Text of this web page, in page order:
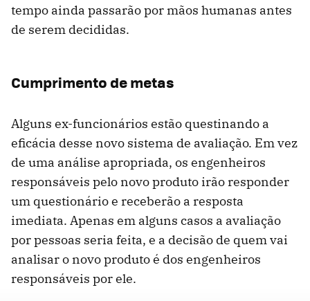
tempo ainda passarão por mãos humanas antes
de serem decididas.
Cumprimento de metas
Alguns ex-funcionários estão questinando a
eficácia desse novo sistema de avaliação. Em vez
de uma análise apropriada, os engenheiros
responsáveis pelo novo produto irão responder
um questionário e receberão a resposta
imediata. Apenas em alguns casos a avaliação
por pessoas seria feita, e a decisão de quem vai
analisar o novo produto é dos engenheiros
responsáveis por ele.